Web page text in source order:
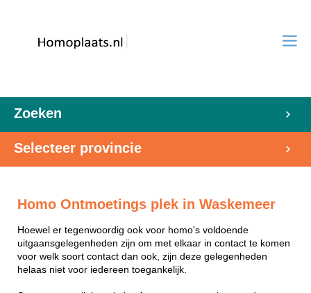
Zoeken
Selecteer provincie
Homo Ontmoetings plek in Waskemeer
Hoewel er tegenwoordig ook voor homo's voldoende
uitgaansgelegenheden zijn om met elkaar in contact te komen
voor welk soort contact dan ook, zijn deze gelegenheden
helaas niet voor iedereen toegankelijk.